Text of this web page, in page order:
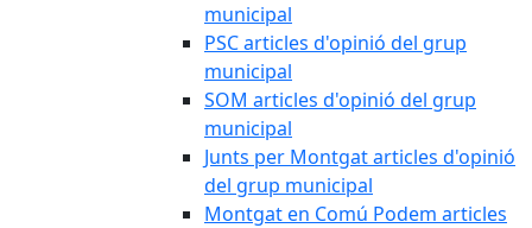
municipal
PSC articles d'opinió del grup
municipal
SOM articles d'opinió del grup
municipal
Junts per Montgat articles d'opinió
del grup municipal
Montgat en Comú Podem articles